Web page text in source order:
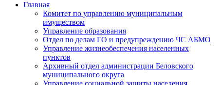
Главная
Комитет по управлению муниципальным
имуществом
Управление образования
Отдел по делам ГО и предупреждению ЧС АБМО
Управление жизнеобеспечения населенных
пунктов
Архивный отдел администрации Беловского
муниципального округа
Управление социальной защиты населения